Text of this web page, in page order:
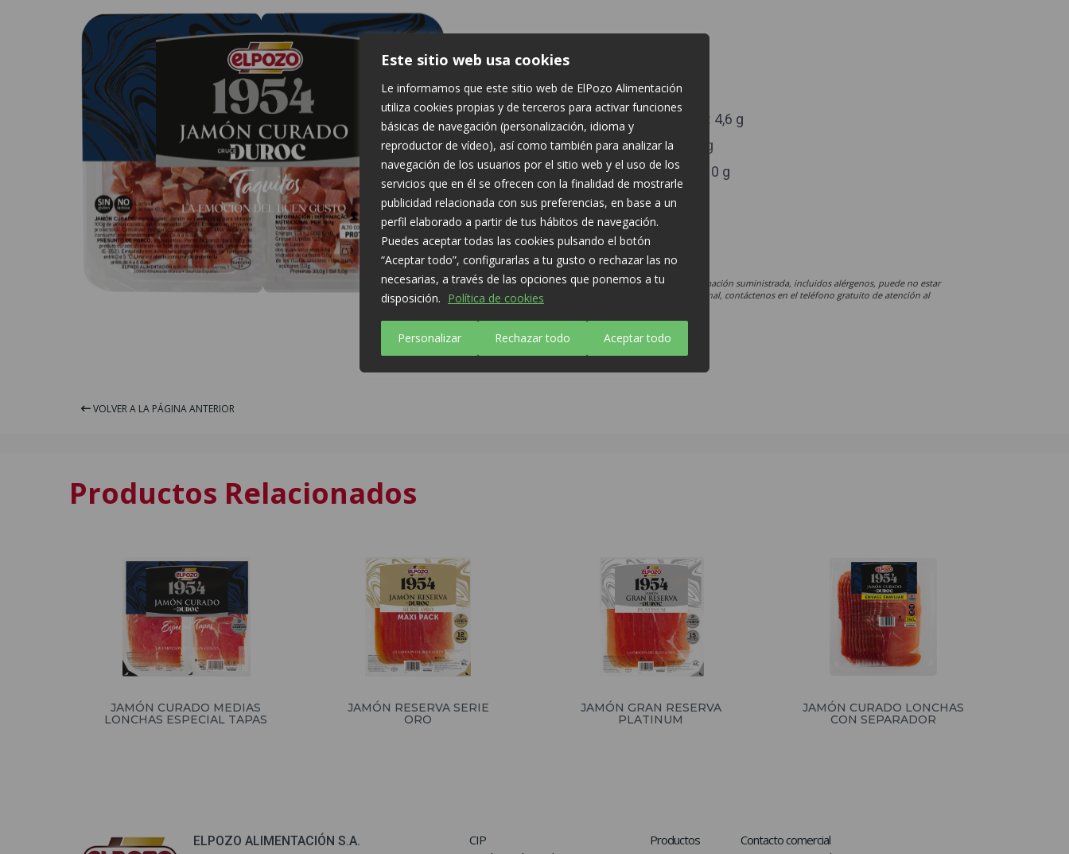
Este sitio web usa cookies
Le informamos que este sitio web de ElPozo Alimentación
utiliza cookies propias y de terceros para activar funciones
básicas de navegación (personalización, idioma y
reproductor de vídeo), así como también para analizar la
navegación de los usuarios por el sitio web y el uso de los
servicios que en él se ofrecen con la finalidad de mostrarle
publicidad relacionada con sus preferencias, en base a un
perfil elaborado a partir de tus hábitos de navegación.
Puedes aceptar todas las cookies pulsando el botón
“Aceptar todo”, configurarlas a tu gusto o rechazar las no
necesarias, a través de las opciones que ponemos a tu
disposición. Política de cookies
Personalizar Rechazar todo Aceptar todo
Información Nutricional:
Energía: 232 kcal
Grasas: 12,5 g
De las cuales saturadas: 4,6 g
Hidratos de Carbono: 0 g
De los cuales azúcares: 0 g
Proteínas: 30 g
Sal: 5 g
* La imagen del producto o la información suministrada, incluidos alérgenos, puede no estar
actualizada. Para información adicional, contáctenos en el teléfono gratuito de atención al
VOLVER A LA PÁGINA ANTERIOR
Productos Relacionados
JAMÓN CURADO MEDIAS
LONCHAS ESPECIAL TAPAS
JAMÓN RESERVA SERIE
ORO
JAMÓN GRAN RESERVA
PLATINUM
JAMÓN CURADO LONCHAS
CON SEPARADOR
ELPOZO ALIMENTACIÓN S.A.
CIP
Productos
Contacto comercial